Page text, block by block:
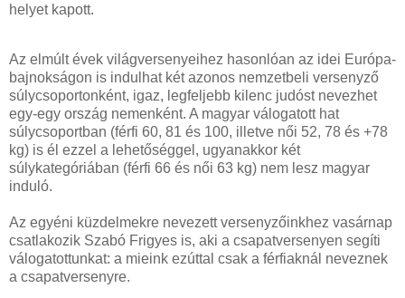
helyet kapott.
Az elmúlt évek világversenyeihez hasonlóan az idei Európa-
bajnokságon is indulhat két azonos nemzetbeli versenyző
súlycsoportonként, igaz, legfeljebb kilenc judóst nevezhet
egy-egy ország nemenként. A magyar válogatott hat
súlycsoportban (férfi 60, 81 és 100, illetve női 52, 78 és +78
kg) is él ezzel a lehetőséggel, ugyanakkor két
súlykategóriában (férfi 66 és női 63 kg) nem lesz magyar
induló.
Az egyéni küzdelmekre nevezett versenyzőinkhez vasárnap
csatlakozik Szabó Frigyes is, aki a csapatversenyen segíti
válogatottunkat: a mieink ezúttal csak a férfiaknál neveznek
a csapatversenyre.